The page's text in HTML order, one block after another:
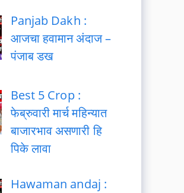
Panjab Dakh :
आजचा हवामान अंदाज –
पंजाब डख
Best 5 Crop :
फेब्रुवारी मार्च महिन्यात
बाजारभाव असणारी हि
पिके लावा
Hawaman andaj :